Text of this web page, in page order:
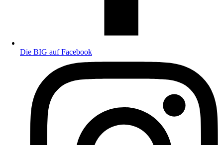
Die BIG auf Facebook